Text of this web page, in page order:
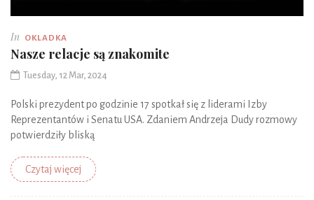
In OKLADKA
Nasze relacje są znakomite
Tuesday, 12 Mar, 2024
Polski prezydent po godzinie 17 spotkał się z liderami Izby
Reprezentantów i Senatu USA. Zdaniem Andrzeja Dudy rozmowy
potwierdziły bliską
Czytaj więcej